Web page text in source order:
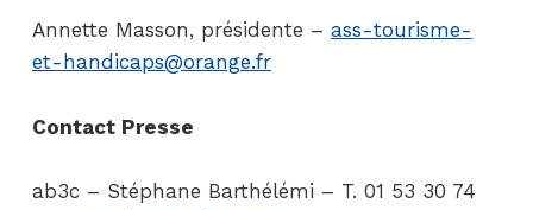
Annette Masson, présidente – ass-tourisme-
et-handicaps@orange.fr
Contact Presse
ab3c – Stéphane Barthélémi – T. 01 53 30 74